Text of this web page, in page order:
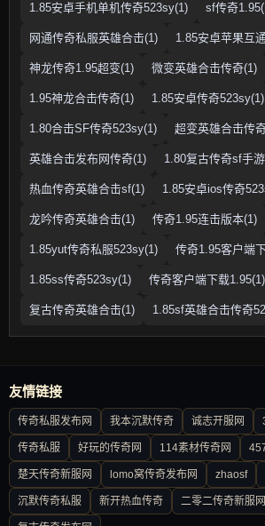
1.85安卓手机单机传奇523sy(1) sf传奇
网通传奇私服英雄合击(1) 1.85安卓苹果互
神龙传奇1.95超变(1) 微变英雄合击传奇(1)
1.95神龙合击传奇(1) 1.85安卓传奇523sy(1)
1.80合击SF传奇523sy(1) 超变英雄合击传
英雄合击发布网传奇(1) 1.80复古传奇sf手
热血传奇英雄合击sf(1) 1.85安卓ios传奇
龙吟传奇英雄合击(1) 传奇1.95连击版本(1)
1.85yut传奇私服523sy(1) 传奇1.95客户端
1.85ss传奇523sy(1) 传奇客户端下载1.95(1)
复古传奇英雄合击(1) 1.85sf英雄合击传奇
友情链接
传奇私服发布网 我本沉默传奇 诚志开服网
传奇私服 好玩的传奇网 114素材传奇网
楚天传奇新服网 lomo窝传奇发布网 zhaosf
沉默传奇私服 新开热血传奇 二零二传奇新服网